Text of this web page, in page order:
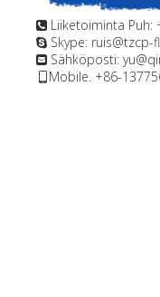
 Liiketoiminta Puh:
 Skype: ruis@tzcp-
 Sähköposti:
Mobile. +86-